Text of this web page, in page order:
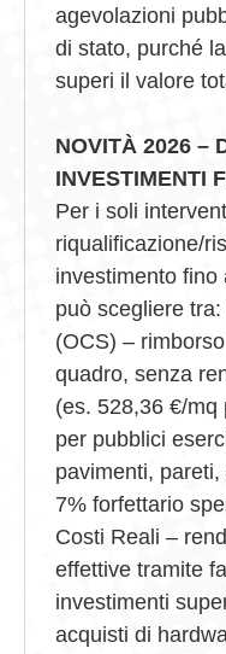
agevolazioni
di stato, purché
superi il valore
NOVITÀ 2026 –
INVESTIMENTI
Per i soli
riqualificazione/
investimento fino
può scegliere
(OCS) –
quadro, senza
(es. 528,36 €/mq
per pubblici
pavimenti,
7% forfettario
Costi Reali –
effettive tramite
investimenti
acquisti di